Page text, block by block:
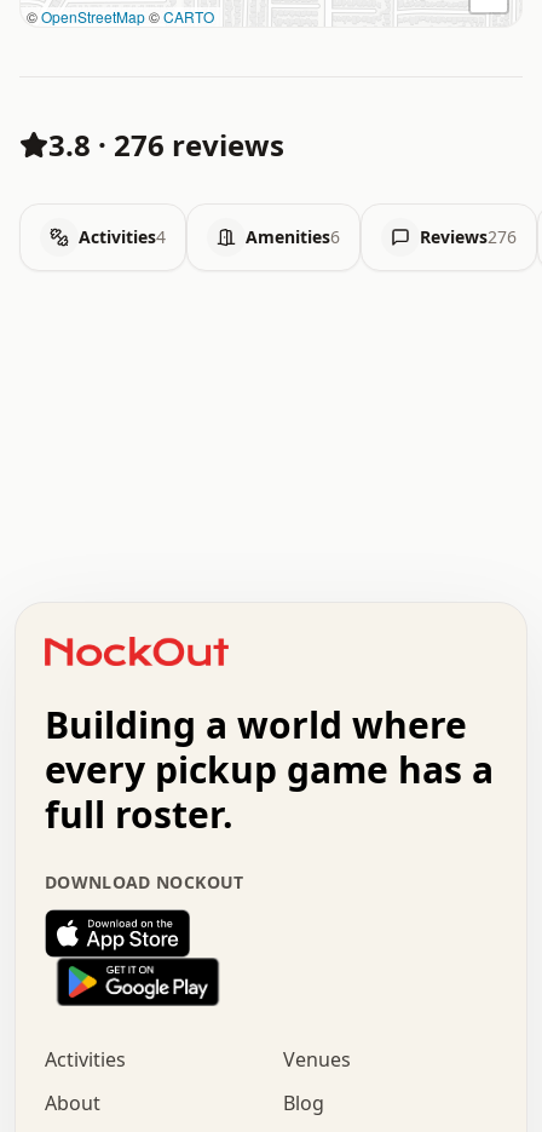
©OpenStreetMap©CARTO
3.8 · 276 reviews
Activities4 Amenities6 Reviews276
+   .   .   .   .   .   .   .   .   .   +   .   .
.   .   .   .   .   .   .   .   .   .   .   :   .
.   .   .   .   +   .   .   .   .   .   .   .   +
.   :   .   .   .   .   .   .   .   .   o   .   .
.   .   x   .   .   .   .   .   .   :   .   .   o
.   .   .   .   :   .   .   .   .   o   .   .   .
.   .   .   .   .   .   .   :   .   .   .   .   .
.   .   .   .   .   .   .   +   .   .   x   .   .
.   .   .   .   .   :   +   .   .   .   .   .   o
.   .   .   .   .   .   .   .   .   .   .   .   .
.   .   :   o   .   .   .   .   .   .   .   +   .
.   o   .   .   .   .   x   .   .   .   .   .   .
+   .   o   .   .   .   .   o   .   .   .   .
.   +   .   .   .   .   .   .   .   .   :   .   x
Building a world where
every pickup game has a
full roster.
DOWNLOAD NOCKOUT
Activities
Venues
About
Blog